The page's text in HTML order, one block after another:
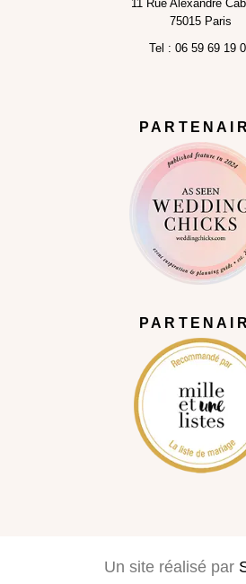
11Rue Alexandre
75015 Paris
Tel :06 59 69 19
Un site réalisé par